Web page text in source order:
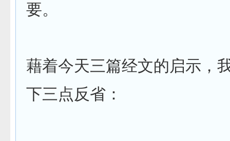
要。
藉着今天三篇经文的启示，
下三点反省：